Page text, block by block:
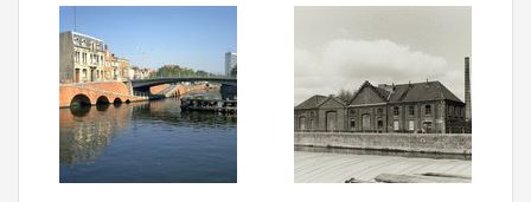
Hergebruik
Over ons
Aanmelden